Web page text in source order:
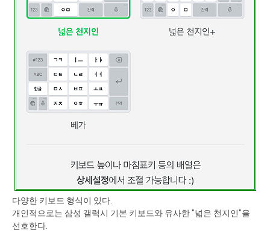
다양한 키보드 형식이 있다.
개인적으로는 삼성 갤럭시 기본 키보드와 유사한 "넓은 천지인"을
선호한다.